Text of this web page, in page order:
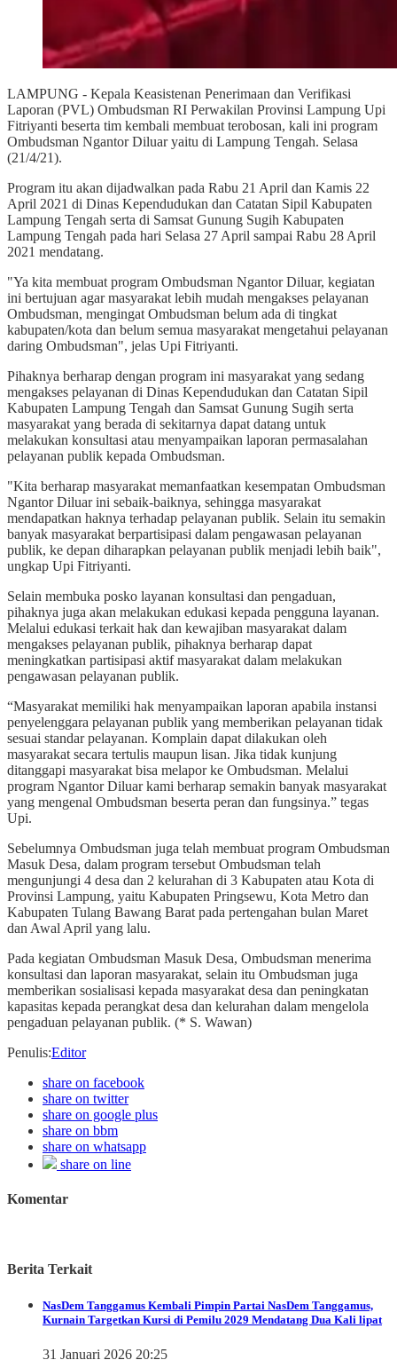
LAMPUNG - Kepala Keasistenan Penerimaan dan Verifikasi
Laporan (PVL) Ombudsman RI Perwakilan Provinsi Lampung Upi
Fitriyanti beserta tim kembali membuat terobosan, kali ini program
Ombudsman Ngantor Diluar yaitu di Lampung Tengah. Selasa
(21/4/21).
Program itu akan dijadwalkan pada Rabu 21 April dan Kamis 22
April 2021 di Dinas Kependudukan dan Catatan Sipil Kabupaten
Lampung Tengah serta di Samsat Gunung Sugih Kabupaten
Lampung Tengah pada hari Selasa 27 April sampai Rabu 28 April
2021 mendatang.
"Ya kita membuat program Ombudsman Ngantor Diluar, kegiatan
ini bertujuan agar masyarakat lebih mudah mengakses pelayanan
Ombudsman, mengingat Ombudsman belum ada di tingkat
kabupaten/kota dan belum semua masyarakat mengetahui pelayanan
daring Ombudsman", jelas Upi Fitriyanti.
Pihaknya berharap dengan program ini masyarakat yang sedang
mengakses pelayanan di Dinas Kependudukan dan Catatan Sipil
Kabupaten Lampung Tengah dan Samsat Gunung Sugih serta
masyarakat yang berada di sekitarnya dapat datang untuk
melakukan konsultasi atau menyampaikan laporan permasalahan
pelayanan publik kepada Ombudsman.
"Kita berharap masyarakat memanfaatkan kesempatan Ombudsman
Ngantor Diluar ini sebaik-baiknya, sehingga masyarakat
mendapatkan haknya terhadap pelayanan publik. Selain itu semakin
banyak masyarakat berpartisipasi dalam pengawasan pelayanan
publik, ke depan diharapkan pelayanan publik menjadi lebih baik",
ungkap Upi Fitriyanti.
Selain membuka posko layanan konsultasi dan pengaduan,
pihaknya juga akan melakukan edukasi kepada pengguna layanan.
Melalui edukasi terkait hak dan kewajiban masyarakat dalam
mengakses pelayanan publik, pihaknya berharap dapat
meningkatkan partisipasi aktif masyarakat dalam melakukan
pengawasan pelayanan publik.
“Masyarakat memiliki hak menyampaikan laporan apabila instansi
penyelenggara pelayanan publik yang memberikan pelayanan tidak
sesuai standar pelayanan. Komplain dapat dilakukan oleh
masyarakat secara tertulis maupun lisan. Jika tidak kunjung
ditanggapi masyarakat bisa melapor ke Ombudsman. Melalui
program Ngantor Diluar kami berharap semakin banyak masyarakat
yang mengenal Ombudsman beserta peran dan fungsinya.” tegas
Upi.
Sebelumnya Ombudsman juga telah membuat program Ombudsman
Masuk Desa, dalam program tersebut Ombudsman telah
mengunjungi 4 desa dan 2 kelurahan di 3 Kabupaten atau Kota di
Provinsi Lampung, yaitu Kabupaten Pringsewu, Kota Metro dan
Kabupaten Tulang Bawang Barat pada pertengahan bulan Maret
dan Awal April yang lalu.
Pada kegiatan Ombudsman Masuk Desa, Ombudsman menerima
konsultasi dan laporan masyarakat, selain itu Ombudsman juga
memberikan sosialisasi kepada masyarakat desa dan peningkatan
kapasitas kepada perangkat desa dan kelurahan dalam mengelola
pengaduan pelayanan publik. (* S. Wawan)
Penulis:Editor
share on facebook
share on twitter
share on google plus
share on bbm
share on whatsapp
share on line
Komentar
Berita Terkait
NasDem Tanggamus Kembali Pimpin Partai NasDem Tanggamus,
Kurnain Targetkan Kursi di Pemilu 2029 Mendatang Dua Kali lipat
31 Januari 2026 20:25